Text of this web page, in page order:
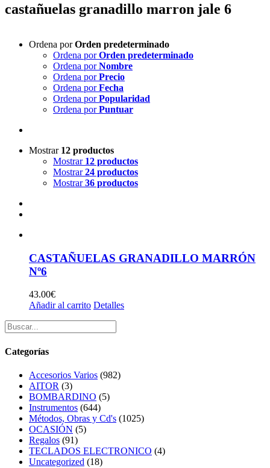
castañuelas granadillo marron jale 6
Ordena porOrden predeterminado
Ordena porOrden predeterminado
Ordena porNombre
Ordena porPrecio
Ordena porFecha
Ordena porPopularidad
Ordena porPuntuar
Mostrar 12 productos
Mostrar 12 productos
Mostrar24 productos
Mostrar36 productos
CASTAÑUELAS GRANADILLO MARRÓN
Nº6
43.00€
Añadir al carrito Detalles
Categorías
Accesorios Varios (982)
AITOR (3)
BOMBARDINO (5)
Instrumentos (644)
Métodos, Obras y Cd's (1025)
OCASIÓN (5)
Regalos (91)
TECLADOS ELECTRONICO (4)
Uncategorized (18)